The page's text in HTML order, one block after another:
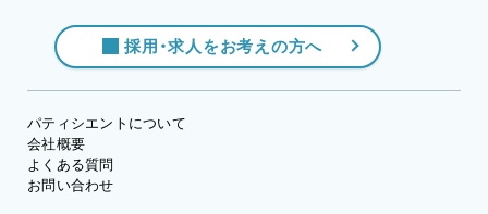
採用・求人をお考えの方へ
パティシエントについて
会社概要
よくある質問
お問い合わせ